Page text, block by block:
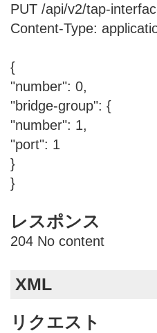
PUT /api/v2/tap-
Content-Type:
{
"number": 0,
"bridge-group": {
"number": 1,
"port": 1
}
}
レスポンス
204 No content
XML
リクエスト